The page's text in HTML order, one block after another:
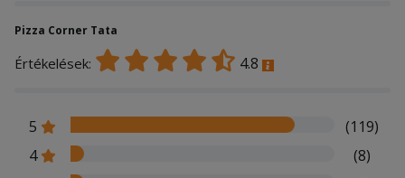
Pizza Corner Tata
Értékelések: 4.8
5
(119)
4
(8)